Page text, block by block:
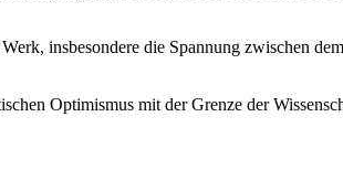
insbesondere die Spannung zwischen
Optimismus mit der Grenze der